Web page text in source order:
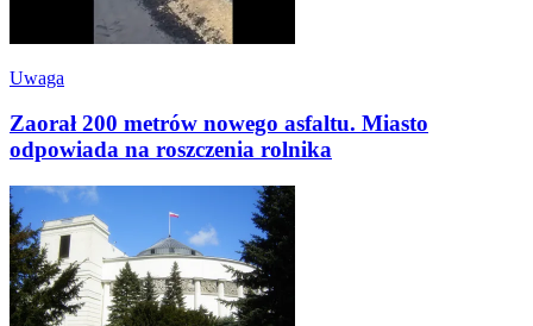
Uwaga
Zaorał 200 metrów nowego asfaltu. Miasto
odpowiada na roszczenia rolnika